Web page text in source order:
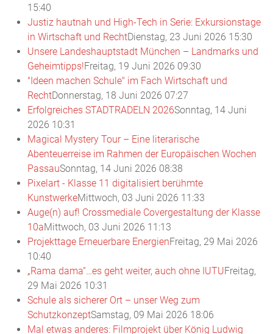
15:40
Justiz hautnah und High-Tech in Serie: Exkursionstage
in Wirtschaft und RechtDienstag, 23 Juni 2026 15:30
Unsere Landeshauptstadt München – Landmarks und
Geheimtipps!Freitag, 19 Juni 2026 09:30
"Ideen machen Schule" im Fach Wirtschaft und
RechtDonnerstag, 18 Juni 2026 07:27
Erfolgreiches STADTRADELN 2026Sonntag, 14 Juni
2026 10:31
Magical Mystery Tour – Eine literarische
Abenteuerreise im Rahmen der Europäischen Wochen
PassauSonntag, 14 Juni 2026 08:38
Pixelart - Klasse 11 digitalisiert berühmte
KunstwerkeMittwoch, 03 Juni 2026 11:33
Auge(n) auf! Crossmediale Covergestaltung der Klasse
10aMittwoch, 03 Juni 2026 11:13
Projekttage Erneuerbare EnergienFreitag, 29 Mai 2026
10:40
„Rama dama“…es geht weiter, auch ohne IUTUFreitag,
29 Mai 2026 10:31
Schule als sicherer Ort – unser Weg zum
SchutzkonzeptSamstag, 09 Mai 2026 18:06
Mal etwas anderes: Filmprojekt über König Ludwig